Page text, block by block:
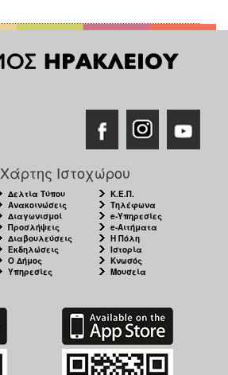
Χάρτης Ιστοχώρου
Δελτία Τύπου
Ανακοινώσεις
Διαγωνισμοί
Προσλήψεις
Διαβουλεύσεις
Εκδηλώσεις
Ο Δήμος
Υπηρεσίες
Κ.Ε.Π.
Τηλέφωνα
e-Υπηρεσίες
e-Αιτήματα
Η Πόλη
Ιστορία
Κνωσός
Μουσεία